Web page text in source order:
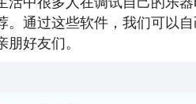
。通过这些软件，我们可以
朋好友们。